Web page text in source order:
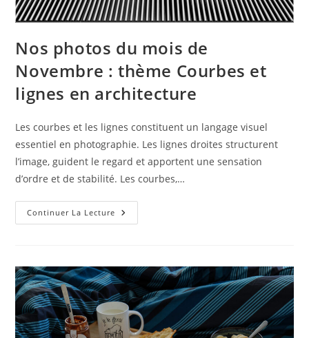
Nos photos du mois de
Novembre : thème Courbes et
lignes en architecture
Les courbes et les lignes constituent un langage visuel
essentiel en photographie. Les lignes droites structurent
l’image, guident le regard et apportent une sensation
d’ordre et de stabilité. Les courbes,…
Continuer La Lecture Nos
Photos
:
Thème
Courbes
Et
Lignes
En
Architecture